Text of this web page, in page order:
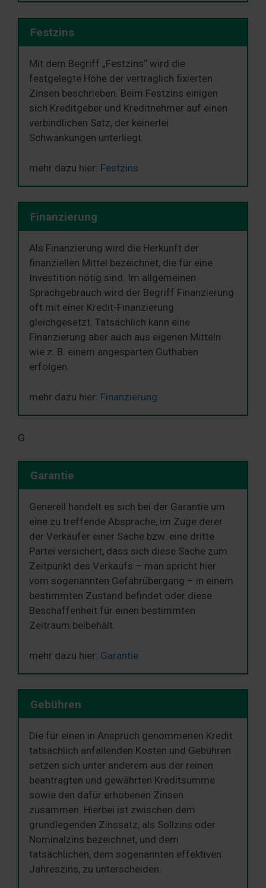
Festzins
Mit dem Begriff „Festzins“ wird die
festgelegte Höhe der vertraglich fixierten
Zinsen beschrieben. Beim Festzins einigen
sich Kreditgeber und Kreditnehmer auf einen
verbindlichen Satz, der keinerlei
Schwankungen unterliegt.
mehr dazu hier: Festzins
Finanzierung
Als Finanzierung wird die Herkunft der
finanziellen Mittel bezeichnet, die für eine
Investition nötig sind. Im allgemeinen
Sprachgebrauch wird der Begriff Finanzierung
oft mit einer Kredit-Finanzierung
gleichgesetzt. Tatsächlich kann eine
Finanzierung aber auch aus eigenen Mitteln
wie z. B. einem angesparten Guthaben
erfolgen.
mehr dazu hier: Finanzierung
G
Garantie
Generell handelt es sich bei der Garantie um
eine zu treffende Absprache, im Zuge derer
der Verkäufer einer Sache bzw. eine dritte
Partei versichert, dass sich diese Sache zum
Zeitpunkt des Verkaufs – man spricht hier
vom sogenannten Gefahrübergang – in einem
bestimmten Zustand befindet oder diese
Beschaffenheit für einen bestimmten
Zeitraum beibehält.
mehr dazu hier: Garantie
Gebühren
Die für einen in Anspruch genommenen Kredit
tatsächlich anfallenden Kosten und Gebühren
setzen sich unter anderem aus der reinen
beantragten und gewährten Kreditsumme
sowie den dafür erhobenen Zinsen
zusammen. Hierbei ist zwischen dem
grundlegenden Zinssatz, als Sollzins oder
Nominalzins bezeichnet, und dem
tatsächlichen, dem sogenannten effektiven
Jahreszins, zu unterscheiden.